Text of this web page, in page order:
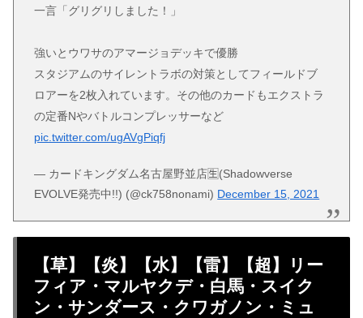
一言「グリグリしました！」
強いとウワサのアマージョデッキで優勝
スタジアムのサイレントラボの対策としてフィールドブ
ロアーを2枚入れています。その他のカードもエクストラ
の定番Nやバトルコンプレッサーなど
pic.twitter.com/ugAVgPiqfj
— カードキングダム名古屋野並店🈢(Shadowverse
EVOLVE発売中!!) (@ck758nonami) December 15, 2021
【草】【炎】【水】【雷】【超】リー
フィア・マルヤクデ・白馬・スイク
ン・サンダース・クワガノン・ミュ